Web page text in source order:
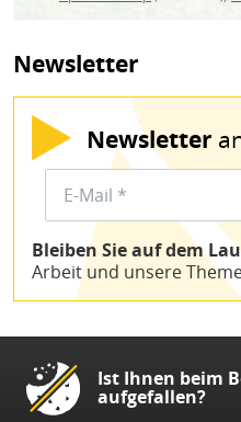
Newsletter
Newsletter
Bleiben Sie auf dem
Arbeit und unsere
Ist Ihnen beim
aufgefallen?